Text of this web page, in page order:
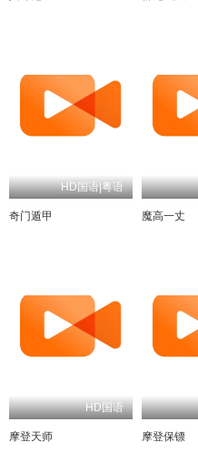
HD国语|粤语
奇门遁甲 魔高一丈
HD国语
摩登天师 摩登保镖